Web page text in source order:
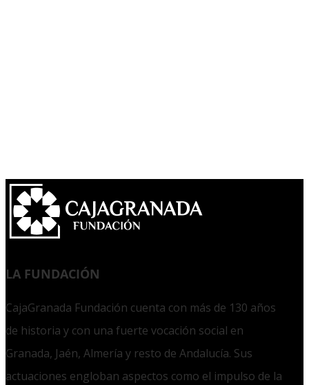
LA FUNDACIÓN
CajaGranada Fundación cuenta con más de 130 años
de historia y con una fuerte vocación social en
Granada, Jaén, Almería y resto de Andalucía. Sus
actuaciones engloban aspectos como el impulso de la